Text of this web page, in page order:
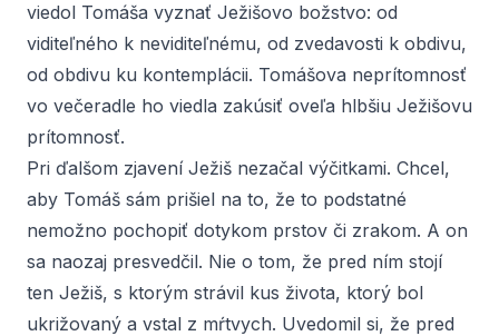
viedol Tomáša vyznať Ježišovo božstvo: od
viditeľného k neviditeľnému, od zvedavosti k obdivu,
od obdivu ku kontemplácii. Tomášova neprítomnosť
vo večeradle ho viedla zakúsiť oveľa hlbšiu Ježišovu
prítomnosť.
Pri ďalšom zjavení Ježiš nezačal výčitkami. Chcel,
aby Tomáš sám prišiel na to, že to podstatné
nemožno pochopiť dotykom prstov či zrakom. A on
sa naozaj presvedčil. Nie o tom, že pred ním stojí
ten Ježiš, s ktorým strávil kus života, ktorý bol
ukrižovaný a vstal z mŕtvych. Uvedomil si, že pred